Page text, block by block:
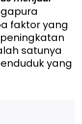
faktor yang
satunya
yang